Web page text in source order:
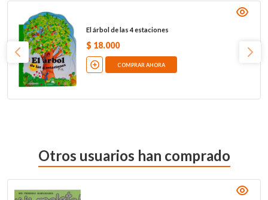
El árbol de las 4 estaciones
$ 18.000
COMPRAR AHORA
Otros usuarios han comprado